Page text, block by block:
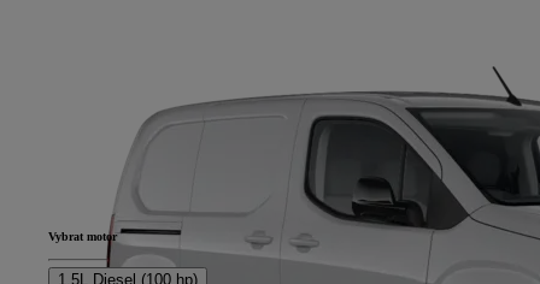
Vybrat motor
1.5L Diesel (100 hp)